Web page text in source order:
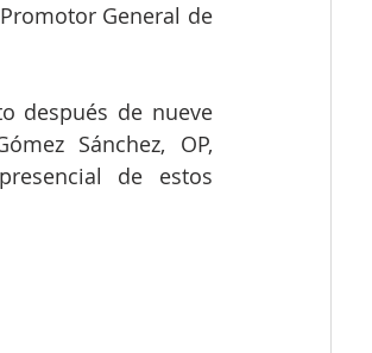
General de
después de nueve
Sánchez, OP,
de estos